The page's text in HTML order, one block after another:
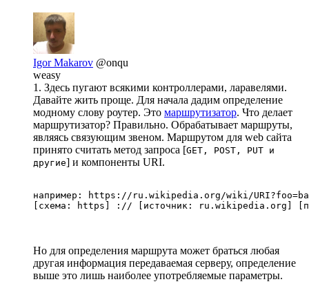
Igor Makarov @onqu
weasy
1. Здесь пугают всякими контроллерами, ларавелями.
Давайте жить проще. Для начала дадим определение
модному слову роутер. Это маршрутизатор. Что делает
маршрутизатор? Правильно. Обрабатывает маршруты,
являясь связующим звеном. Маршрутом для web сайта
принято считать метод запроса [GET, POST, PUT и
другие] и компоненты URI.
например: https://ru.wikipedia.org/wiki/
[схема: https] :// [источник: ru.wikipedia.org]
Но для определения маршрута может браться любая
другая информация передаваемая серверу, определение
выше это лишь наиболее употребляемые параметры.